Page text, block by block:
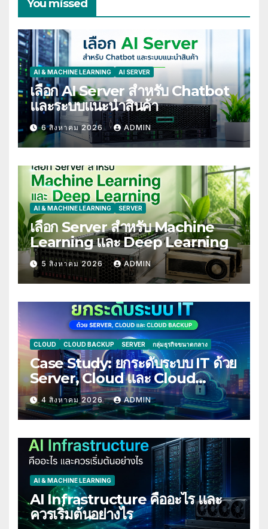
You missed
AI & MACHINE LEARNING AI SERVER
เลือก AI Server สำหรับ Chatbot
และระบบแนะนำสินค้า
6 สิงหาคม 2026 ADMIN
AI & MACHINE LEARNING SERVER
เลือก Server สำหรับ Machine
Learning และ Deep Learning
5 สิงหาคม 2026 ADMIN
CLOUD CLOUD BACKUP SERVER กลุ่มธุรกิจขนาดกลาง
Case Study: ยกระดับระบบ IT ด้วย
Server, Cloud และ Cloud
Backup
4 สิงหาคม 2026 ADMIN
AI & MACHINE LEARNING
AI Infrastructure คืออะไร และ
ควรเริ่มต้นอย่างไร